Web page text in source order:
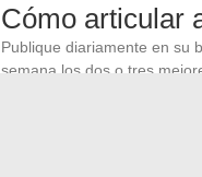
Cómo articular
Publique diariamente en su
semana los dos o tres